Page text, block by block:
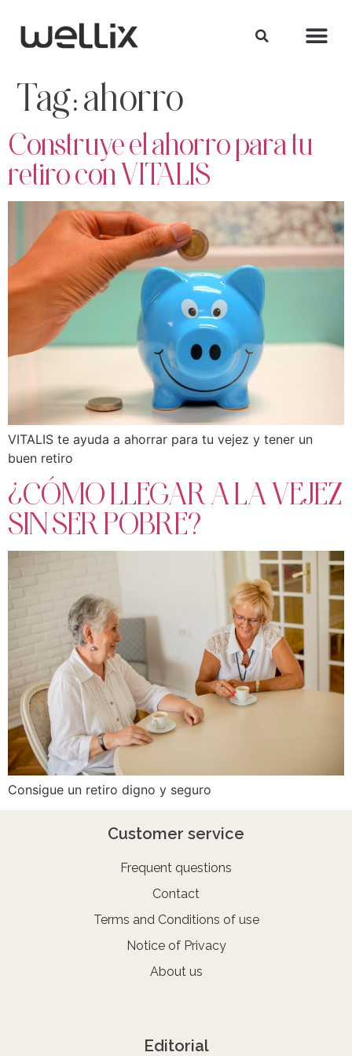
Tag:ahorro
Construye el ahorro para tu
retiro con VITALIS
VITALIS te ayuda a ahorrar para tu vejez y tener un
buen retiro
¿CÓMO LLEGAR A LA VEJEZ
SIN SER POBRE?
Consigue un retiro digno y seguro
Customer service
Frequent questions
Contact
Terms and Conditions of use
Notice of Privacy
About us
Editorial